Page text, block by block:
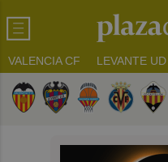
VALENCIA CF LEVANTE UD